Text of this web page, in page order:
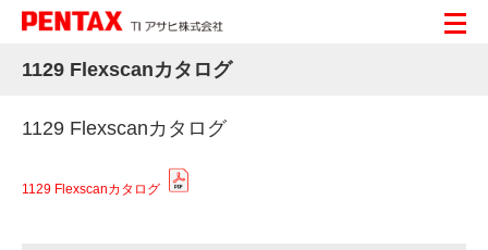
1129 Flexscanカタログ
1129 Flexscanカタログ
1129 Flexscanカタログ